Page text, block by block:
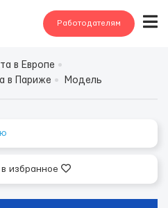
Работодателям
в Европе
в Париже Модель
избранное